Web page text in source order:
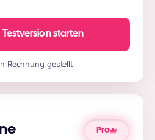
Testversion starten
Rechnung gestellt
Pro